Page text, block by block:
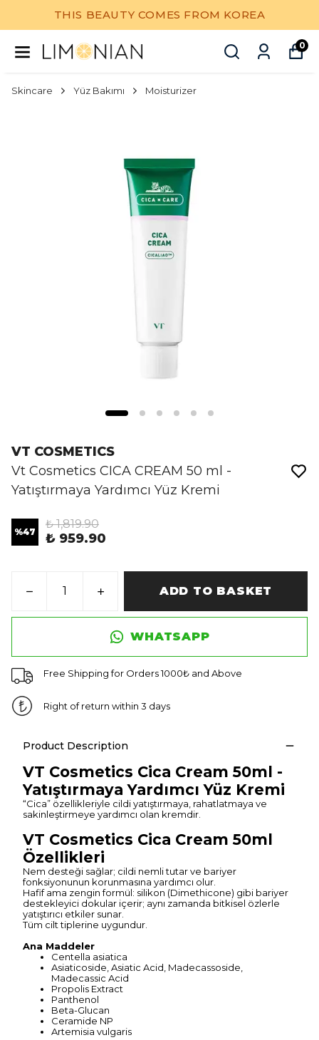
THIS BEAUTY COMES FROM KOREA
0
Skincare Yüz Bakımı Moisturizer
VT COSMETICS
Vt Cosmetics CICA CREAM 50 ml -
Yatıştırmaya Yardımcı Yüz Kremi
%47
₺ 1,819.90
₺ 959.90
ADD TO BASKET
WHATSAPP
Free Shipping for Orders 1000₺ and Above
Right of return within 3 days
Product Description
VT Cosmetics Cica Cream 50ml -
Yatıştırmaya Yardımcı Yüz Kremi
“Cica” özellikleriyle cildi yatıştırmaya, rahatlatmaya ve
sakinleştirmeye yardımcı olan kremdir.
VT Cosmetics Cica Cream 50ml
Özellikleri
Nem desteği sağlar; cildi nemli tutar ve bariyer
fonksiyonunun korunmasına yardımcı olur.
Hafif ama zengin formül: silikon (Dimethicone) gibi bariyer
destekleyici dokular içerir; aynı zamanda bitkisel özlerle
yatıştırıcı etkiler sunar.
Tüm cilt tiplerine uygundur.
Ana Maddeler
Centella asiatica
Asiaticoside, Asiatic Acid, Madecassoside,
Madecassic Acid
Propolis Extract
Panthenol
Beta-Glucan
Ceramide NP
Artemisia vulgaris